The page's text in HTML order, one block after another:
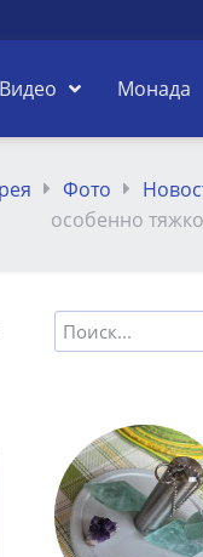
Видео Монада
Фото
особенно